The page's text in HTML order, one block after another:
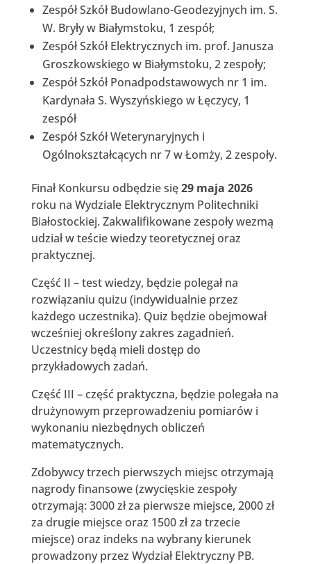
Zespół Szkół Budowlano-Geodezyjnych im. S.
W. Bryły w Białymstoku, 1 zespół;
Zespół Szkół Elektrycznych im. prof. Janusza
Groszkowskiego w Białymstoku, 2 zespoły;
Zespół Szkół Ponadpodstawowych nr 1 im.
Kardynała S. Wyszyńskiego w Łęczycy, 1
zespół
Zespół Szkół Weterynaryjnych i
Ogólnokształcących nr 7 w Łomży, 2 zespoły.
Finał Konkursu odbędzie się29 maja 2026
roku na Wydziale Elektrycznym Politechniki
Białostockiej. Zakwalifikowane zespoły wezmą
udział w teście wiedzy teoretycznej oraz
praktycznej.
Część II – test wiedzy, będzie polegał na
rozwiązaniu quizu (indywidualnie przez
każdego uczestnika). Quiz będzie obejmował
wcześniej określony zakres zagadnień.
Uczestnicy będą mieli dostęp do
przykładowych zadań.
Część III – część praktyczna, będzie polegała na
drużynowym przeprowadzeniu pomiarów i
wykonaniu niezbędnych obliczeń
matematycznych.
Zdobywcy trzech pierwszych miejsc otrzymają
nagrody finansowe (zwycięskie zespoły
otrzymają: 3000 zł za pierwsze miejsce, 2000 zł
za drugie miejsce oraz 1500 zł za trzecie
miejsce) oraz indeks na wybrany kierunek
prowadzony przez Wydział Elektryczny PB.